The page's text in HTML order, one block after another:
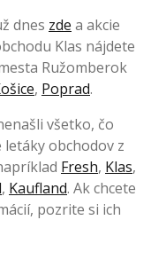
dnes zde a akcie
Klas nájdete
Ružomberok
, Poprad.
všetko, čo
obchodov z
Fresh, Klas,
, Kaufland. Ak chcete
pozrite si ich